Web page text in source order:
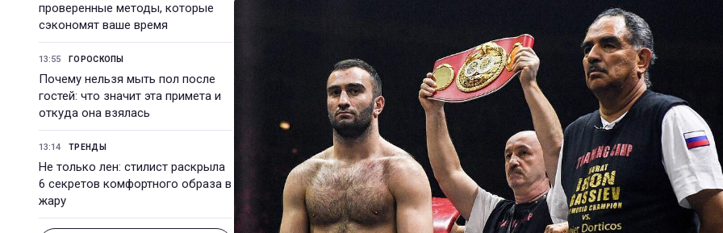
проверенные методы, которые
сэкономят ваше время
13:55 ГОРОСКОПЫ
Почему нельзя мыть пол после
гостей: что значит эта примета и
откуда она взялась
13:14 ТРЕНДЫ
Не только лен: стилист раскрыла
6 секретов комфортного образа в
жару